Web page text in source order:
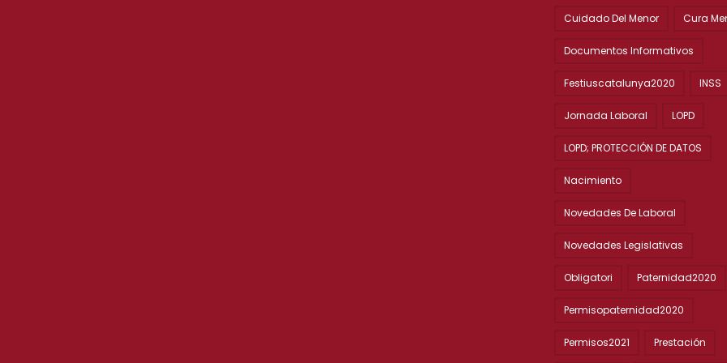
Cuidado Del Menor Cura
Documentos Informativos
Festiuscatalunya2020 INSS
Jornada Laboral LOPD
LOPD; PROTECCIÓN DE DATOS
Nacimiento
Novedades De Laboral
Novedades Legislativas
Obligatori Paternidad2020
Permisopaternidad2020
Permisos2021 Prestación